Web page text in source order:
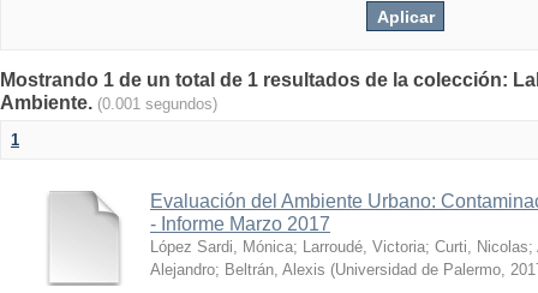
Mostrando 1 de un total de 1 resultados de la colección:
Ambiente. (0.001 segundos)
1
Evaluación del Ambiente Urbano:
- Informe Marzo 2017
López Sardi, Mónica; Larroudé, Victoria; Curti, Nicolas;
Alejandro; Beltrán, Alexis (Universidad de Palermo,